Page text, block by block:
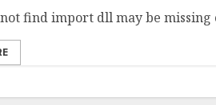
find import dll may be